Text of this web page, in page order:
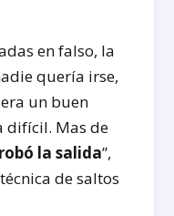
en falso, la
quería irse,
un buen
difícil. Mas de
robó la salida”,
de saltos